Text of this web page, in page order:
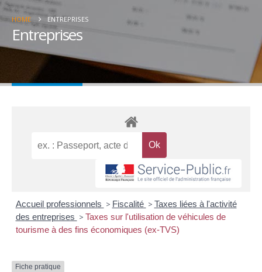
HOME ENTREPRISES
Entreprises
Accueil professionnels > Fiscalité > Taxes liées à l'activité
des entreprises > Taxes sur l'utilisation de véhicules de
tourisme à des fins économiques (ex-TVS)
Fiche pratique